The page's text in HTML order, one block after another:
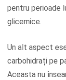
pentru perioade
glicemice.
Un alt aspect
carbohidrați pe
Aceasta nu